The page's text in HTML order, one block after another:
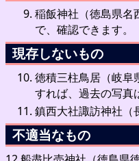
稲飯神社（徳島県名
で、確認できます。
現存しないもの
徳積三柱鳥居（岐阜
すれば、過去の写真
鎮西大社諏訪神社（
不適当なもの